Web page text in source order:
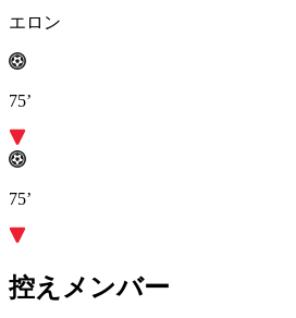
エロン
75’
75’
控えメンバー